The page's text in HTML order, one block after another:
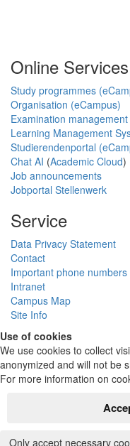
Online Services
Study programmes
Organisation (eCampus)
Examination
Learning Management
Studierendenportal
Chat AI (Academic Cloud)
Job announcements
Jobportal Stellenwerk
Service
Data Privacy Statement
Contact
Important phone numbers
Intranet
Campus Map
Site Info
Use of cookies
We use cookies to collect
anonymized and will not be
For more information on
Only accept necessary